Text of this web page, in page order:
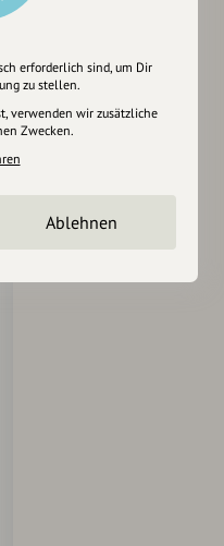
erforderlich sind, um Dir
zu stellen.
verwenden wir zusätzliche
Zwecken.
Ablehnen